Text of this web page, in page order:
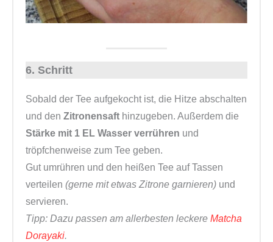
6. Schritt
Sobald der Tee aufgekocht ist, die Hitze abschalten
und den Zitronensaft hinzugeben. Außerdem die
Stärke mit 1 EL Wasser verrühren und
tröpfchenweise zum Tee geben.
Gut umrühren und den heißen Tee auf Tassen
verteilen (gerne mit etwas Zitrone garnieren) und
servieren.
Tipp: Dazu passen am allerbesten leckere Matcha
Dorayaki.